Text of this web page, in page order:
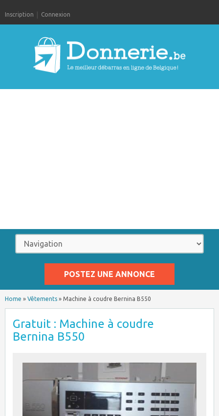
Inscription Connexion
POSTEZ UNE ANNONCE
Home » Vêtements » Machine à coudre Bernina B550
Gratuit : Machine à coudre
Bernina B550